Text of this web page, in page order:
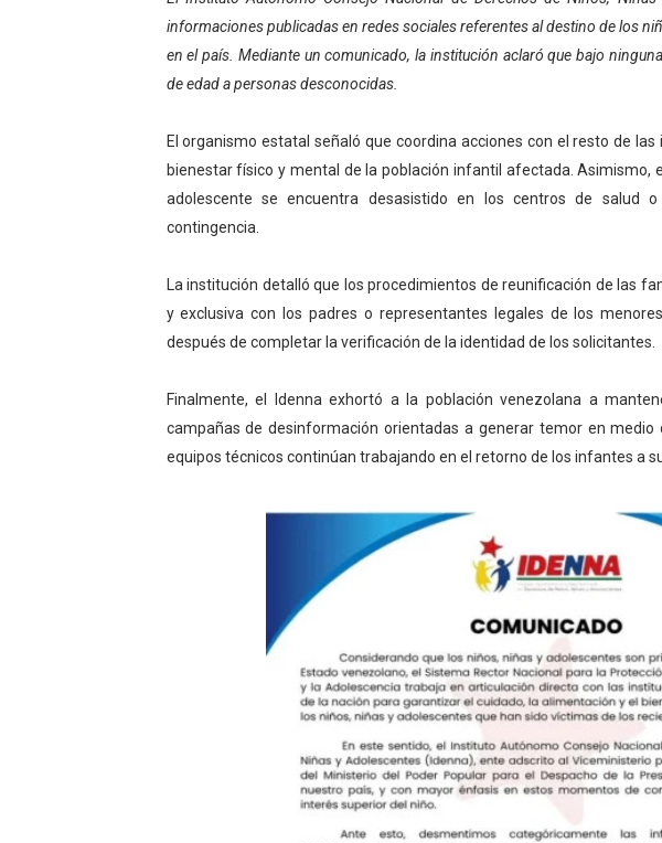
El Lactario del Iahula celebra la Semana
Plan Vacacional "Venezuela Ríe 2026" brinda
Iniciación al yoga reúne a diversos clubes
Mincomunas impulsa el autogobierno en
Expertos inspeccionan espacios del OAN
informaciones publicadas en redes sociales referentes al destino de los
en el país. Mediante un comunicado, la institución aclaró que bajo
de edad a personas desconocidas.
El organismo estatal señaló que coordina acciones con el resto de
bienestar físico y mental de la población infantil afectada. Asimismo,
adolescente se encuentra desasistido en los centros de salud
contingencia.
La institución detalló que los procedimientos de reunificación de las
y exclusiva con los padres o representantes legales de los
después de completar la verificación de la identidad de los solicitantes.
Finalmente, el Idenna exhortó a la población venezolana a
campañas de desinformación orientadas a generar temor en
equipos técnicos continúan trabajando en el retorno de los infantes a